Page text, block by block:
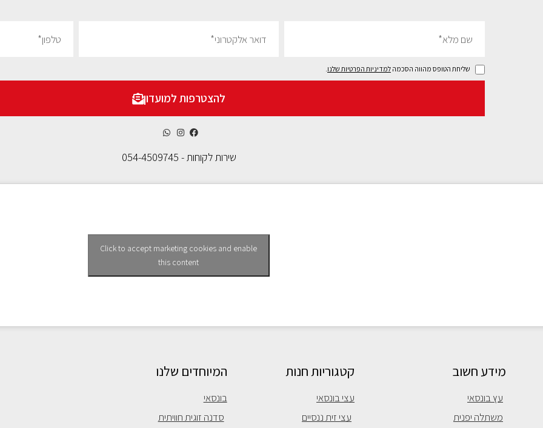
שליחת הטופס מהווה הסכמה למדיניות הפרטיות שלנו.
להצטרפות למועדון
שירות לקוחות - 054-4509745
Click to accept marketing cookies and enable
this content
מידע חשוב
עץ בונסאי
משתלה יפנית
קטגוריות חנות
עצי בונסאי
עצי זית ננסיים
המיוחדים שלנו
בונסאי
סדנה זוגית חוויתית